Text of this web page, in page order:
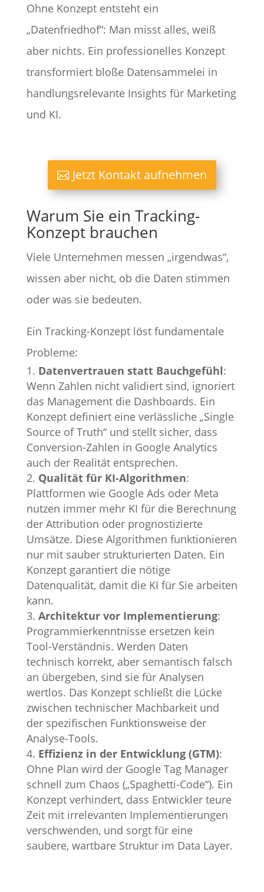
Ohne Konzept entsteht ein
„Datenfriedhof“: Man misst alles, weiß
aber nichts. Ein professionelles Konzept
transformiert bloße Datensammelei in
handlungsrelevante Insights für Marketing
und KI.
Jetzt Kontakt aufnehmen
Warum Sie ein Tracking-
Konzept brauchen
Viele Unternehmen messen „irgendwas“,
wissen aber nicht, ob die Daten stimmen
oder was sie bedeuten.
Ein Tracking-Konzept löst fundamentale
Probleme:
Datenvertrauen statt Bauchgefühl:
Wenn Zahlen nicht validiert sind, ignoriert
das Management die Dashboards. Ein
Konzept definiert eine verlässliche „Single
Source of Truth“ und stellt sicher, dass
Conversion-Zahlen in Google Analytics
auch der Realität entsprechen.
Qualität für KI-Algorithmen:
Plattformen wie Google Ads oder Meta
nutzen immer mehr KI für die Berechnung
der Attribution oder prognostizierte
Umsätze. Diese Algorithmen funktionieren
nur mit sauber strukturierten Daten. Ein
Konzept garantiert die nötige
Datenqualität, damit die KI für Sie arbeiten
kann.
Architektur vor Implementierung:
Programmierkenntnisse ersetzen kein
Tool-Verständnis. Werden Daten
technisch korrekt, aber semantisch falsch
an übergeben, sind sie für Analysen
wertlos. Das Konzept schließt die Lücke
zwischen technischer Machbarkeit und
der spezifischen Funktionsweise der
Analyse-Tools.
Effizienz in der Entwicklung (GTM):
Ohne Plan wird der Google Tag Manager
schnell zum Chaos („Spaghetti-Code“). Ein
Konzept verhindert, dass Entwickler teure
Zeit mit irrelevanten Implementierungen
verschwenden, und sorgt für eine
saubere, wartbare Struktur im Data Layer.